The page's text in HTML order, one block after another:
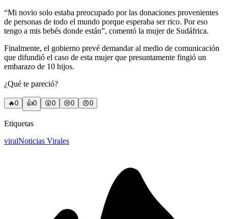
“Mi novio solo estaba preocupado por las donaciones provenientes
de personas de todo el mundo porque esperaba ser rico. Por eso
tengo a mis bebés donde están”, comentó la mujer de Sudáfrica.
Finalmente, el gobierno prevé demandar al medio de comunicación
que difundió el caso de esta mujer que presuntamente fingió un
embarazo de 10 hijos.
¿Qué te pareció?
🔥0 👍0 😲0 😢0 😠0
Etiquetas
viralNoticias Virales